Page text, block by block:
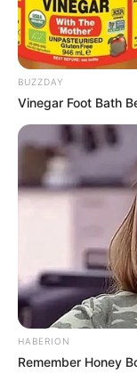
Nyimas Ratu
BUZZDAY
Vinegar Foot Bath
HABERION
Remember Honey